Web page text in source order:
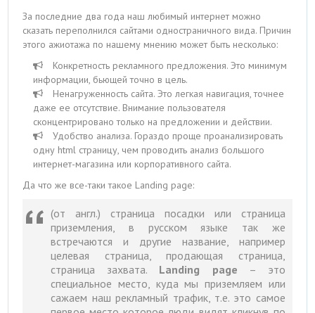
За последние два года наш любимый интернет можно
сказать переполнился сайтами одностраничного вида. Причин
этого ажиотажа по нашему мнению может быть несколько:
Конкретность рекламного предложения. Это минимум
информации, бьющей точно в цель.
Ненагруженность сайта. Это легкая навигация, точнее
даже ее отсутствие. Внимание пользователя
сконцентрировано только на предложении и действии.
Удобство анализа. Гораздо проще проанализировать
одну html страницу, чем проводить анализ большого
интернет-магазина или корпоративного сайта.
Да что же все-таки такое Landing page:
(от англ.) страница посадки или страница
приземления, в русском языке так же
встречаются и другие название, например
целевая страница, продающая страница,
страница захвата. Landing page – это
специальное место, куда мы приземляем или
сажаем наш рекламный трафик, т.е. это самое